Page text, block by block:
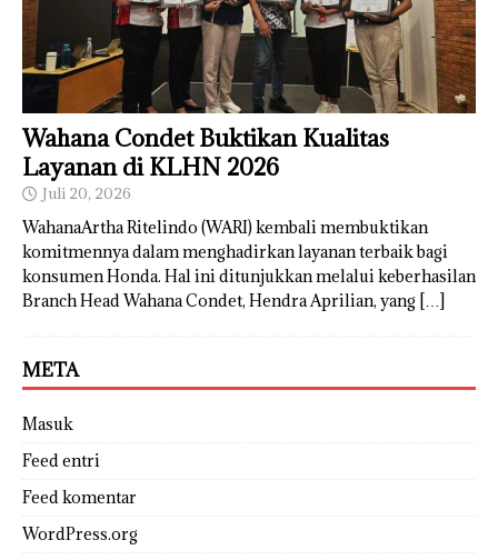
Wahana Condet Buktikan Kualitas
Layanan di KLHN 2026
Juli 20, 2026
WahanaArtha Ritelindo (WARI) kembali membuktikan
komitmennya dalam menghadirkan layanan terbaik bagi
konsumen Honda. Hal ini ditunjukkan melalui keberhasilan
Branch Head Wahana Condet, Hendra Aprilian, yang […]
META
Masuk
Feed entri
Feed komentar
WordPress.org